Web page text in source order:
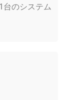
台のシステム